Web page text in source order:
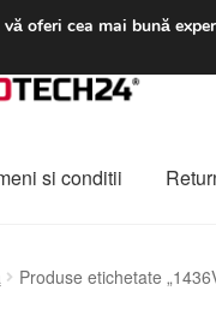
la 33 lei
si conditii
Produse etichetate
oferi cea mai bună